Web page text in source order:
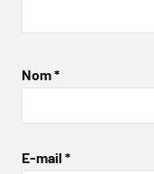
Nom*
E-mail *